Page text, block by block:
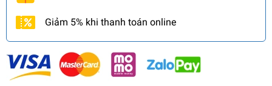
Giảm 5% khi thanh toán online